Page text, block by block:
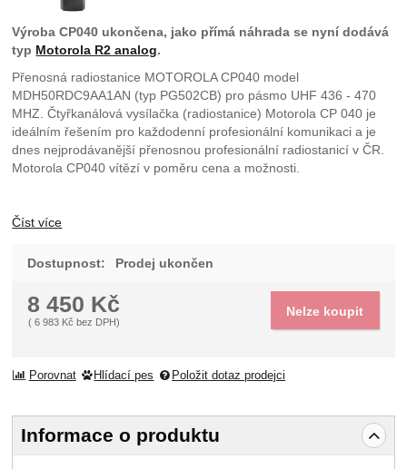
Výroba CP040 ukončena, jako přímá náhrada se nyní dodává
typ Motorola R2 analog.
Přenosná radiostanice MOTOROLA CP040 model
MDH50RDC9AA1AN (typ PG502CB) pro pásmo UHF 436 - 470
MHZ. Čtyřkanálová vysílačka (radiostanice) Motorola CP 040 je
ideálním řešením pro každodenní profesionální komunikaci a je
dnes nejprodávanější přenosnou profesionální radiostanicí v ČR.
Motorola CP040 vítězí v poměru cena a možnosti.
Číst více
Dostupnost: Prodej ukončen
8 450 Kč
(6 983 Kč bez DPH)
Nelze koupit
Porovnat Hlídací pes Položit dotaz prodejci
Informace o produktu